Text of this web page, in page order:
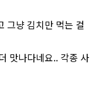
그냥 김치만 먹는 걸
맛나다네요.. 각종 사